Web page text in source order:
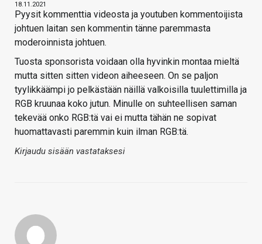
18.11.2021
Pyysit kommenttia videosta ja youtuben kommentoijista
johtuen laitan sen kommentin tänne paremmasta
moderoinnista johtuen.
Tuosta sponsorista voidaan olla hyvinkin montaa mieltä
mutta sitten sitten videon aiheeseen. On se paljon
tyylikkäämpi jo pelkästään näillä valkoisilla tuulettimilla ja
RGB kruunaa koko jutun. Minulle on suhteellisen saman
tekevää onko RGB:tä vai ei mutta tähän ne sopivat
huomattavasti paremmin kuin ilman RGB:tä.
Kirjaudu sisään vastataksesi